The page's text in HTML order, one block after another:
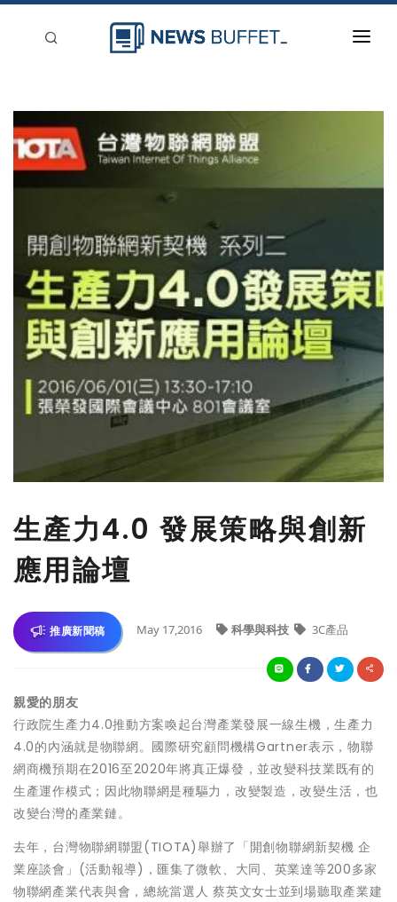
新聞稿分類
登入
刊登
生產力4.0 發展策略與創新
應用論壇
推廣新聞稿 May 17,2016 科學與科技 3C產品
親愛的朋友
行政院生產力4.0推動方案喚起台灣產業發展一線生機，生產力
4.0的內涵就是物聯網。國際研究顧問機構Gartner表示，物聯
網商機預期在2016至2020年將真正爆發，並改變科技業既有的
生產運作模式；因此物聯網是種驅力，改變製造，改變生活，也
改變台灣的產業鏈。
去年，台灣物聯網聯盟(TIOTA)舉辦了「開創物聯網新契機 企
業座談會」(活動報導)，匯集了微軟、大同、英業達等200多家
物聯網產業代表與會，總統當選人 蔡英文女士並到場聽取產業建